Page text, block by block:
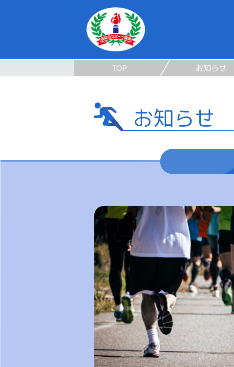
TOP お知らせ
お知らせ